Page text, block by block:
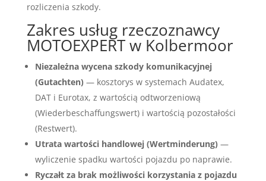
rozliczenia szkody.
Zakres usług rzeczoznawcy
MOTOEXPERT w Kolbermoor
Niezależna wycena szkody komunikacyjnej
(Gutachten) — kosztorys w systemach Audatex,
DAT i Eurotax, z wartością odtworzeniową
(Wiederbeschaffungswert) i wartością pozostałości
(Restwert).
Utrata wartości handlowej (Wertminderung) —
wyliczenie spadku wartości pojazdu po naprawie.
Ryczałt za brak możliwości korzystania z pojazdu